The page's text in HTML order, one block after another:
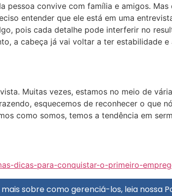
pessoa convive com família e amigos.
entender que ele está em uma
pois cada detalhe pode interferir no
a cabeça já vai voltar a ter estabilidade
Muitas vezes, estamos no meio de
esquecemos de reconhecer o que
como somos, temos a tendência em
dicas-para-conquistar-o-primeiro-
sobre como gerenciá-los, leia nossa